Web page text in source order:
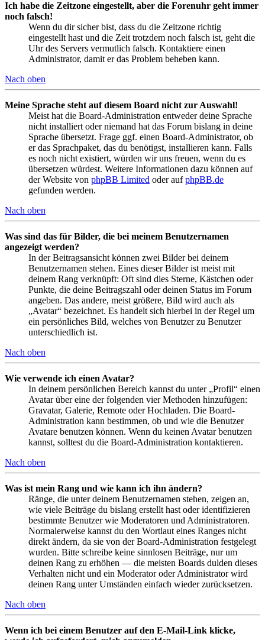
Ich habe die Zeitzone eingestellt, aber die Forenuhr geht immer
noch falsch!
Wenn du dir sicher bist, dass du die Zeitzone richtig
eingestellt hast und die Zeit trotzdem noch falsch ist, geht die
Uhr des Servers vermutlich falsch. Kontaktiere einen
Administrator, damit er das Problem beheben kann.
Nach oben
Meine Sprache steht auf diesem Board nicht zur Auswahl!
Meist hat die Board-Administration entweder deine Sprache
nicht installiert oder niemand hat das Forum bislang in deine
Sprache übersetzt. Frage ggf. einen Board-Administrator, ob
er das Sprachpaket, das du benötigst, installieren kann. Falls
es noch nicht existiert, würden wir uns freuen, wenn du es
übersetzen würdest. Weitere Informationen dazu können auf
der Website von phpBB Limited oder aufphpBB.de
gefunden werden.
Nach oben
Was sind das für Bilder, die bei meinem Benutzernamen
angezeigt werden?
In der Beitragsansicht können zwei Bilder bei deinem
Benutzernamen stehen. Eines dieser Bilder ist meist mit
deinem Rang verknüpft: Oft sind dies Sterne, Kästchen oder
Punkte, die deine Beitragszahl oder deinen Status im Forum
angeben. Das andere, meist größere, Bild wird auch als
„Avatar“ bezeichnet. Es handelt sich hierbei in der Regel um
ein persönliches Bild, welches von Benutzer zu Benutzer
unterschiedlich ist.
Nach oben
Wie verwende ich einen Avatar?
In deinem persönlichen Bereich kannst du unter „Profil“ einen
Avatar über eine der folgenden vier Methoden hinzufügen:
Gravatar, Galerie, Remote oder Hochladen. Die Board-
Administration kann bestimmen, ob und wie die Benutzer
Avatare benutzen können. Wenn du keinen Avatar benutzen
kannst, solltest du die Board-Administration kontaktieren.
Nach oben
Was ist mein Rang und wie kann ich ihn ändern?
Ränge, die unter deinem Benutzernamen stehen, zeigen an,
wie viele Beiträge du bislang erstellt hast oder identifizieren
bestimmte Benutzer wie Moderatoren und Administratoren.
Normalerweise kannst du den Wortlaut eines Ranges nicht
direkt ändern, da sie von der Board-Administration festgelegt
wurden. Bitte schreibe keine sinnlosen Beiträge, nur um
deinen Rang zu erhöhen — die meisten Boards dulden dieses
Verhalten nicht und ein Moderator oder Administrator wird
deinen Rang unter Umständen einfach wieder zurücksetzen.
Nach oben
Wenn ich bei einem Benutzer auf den E-Mail-Link klicke,